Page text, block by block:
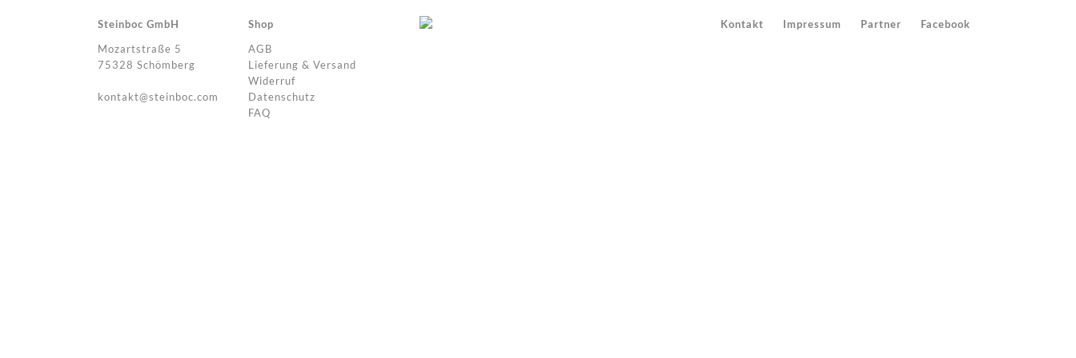
Steinboc GmbH
Mozartstraße 5
75328 Schömberg
kontakt@steinboc.com
Shop
AGB
Lieferung & Versand
Widerruf
Datenschutz
FAQ
Kontakt Impressum Partner Facebook